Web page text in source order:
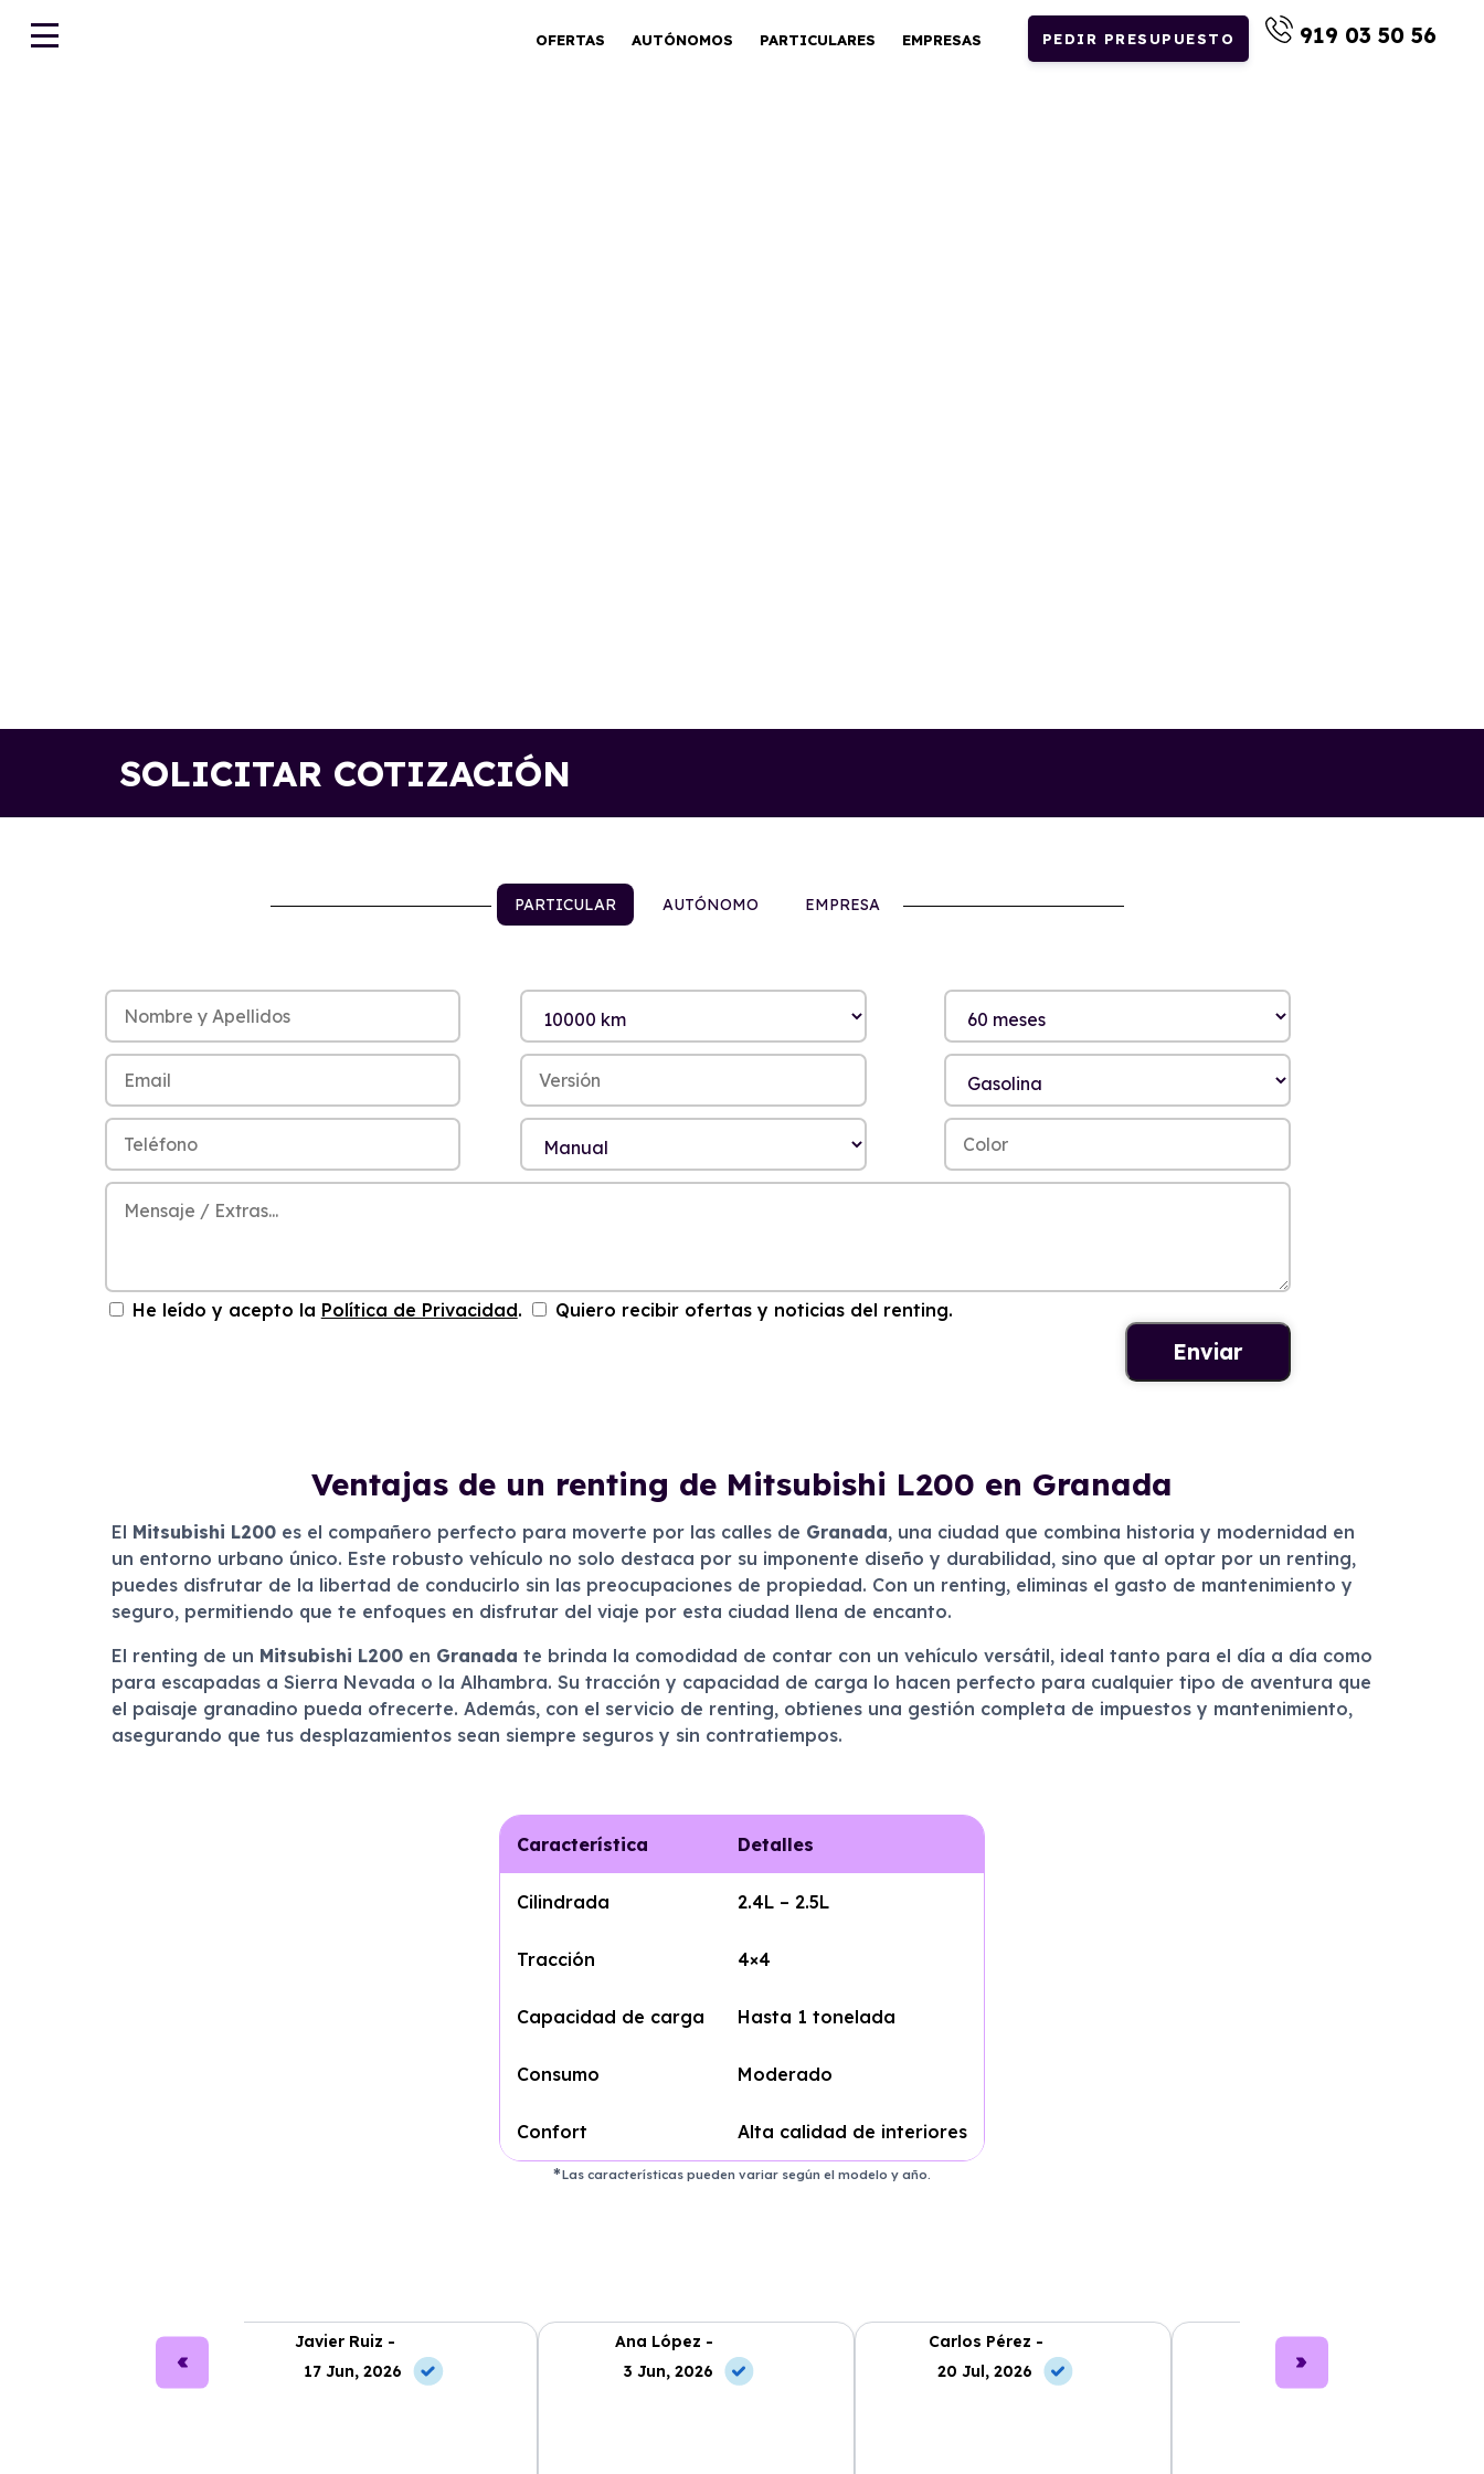
OFERTAS AUTÓNOMOS PARTICULARES EMPRESAS PEDIR PRESUPUESTO 919 03 50 56
SOLICITAR COTIZACIÓN
PARTICULAR AUTÓNOMO EMPRESA
He leído y acepto la Política de Privacidad. Quiero recibir ofertas y noticias del renting.
Ventajas de un renting de Mitsubishi L200 en Granada
El Mitsubishi L200es el compañero perfecto para moverte por las calles de Granada, una ciudad que combina historia y modernidad en
un entorno urbano único. Este robusto vehículo no solo destaca por su imponente diseño y durabilidad, sino que al optar por un renting,
puedes disfrutar de la libertad de conducirlo sin las preocupaciones de propiedad. Con un renting, eliminas el gasto de mantenimiento y
seguro, permitiendo que te enfoques en disfrutar del viaje por esta ciudad llena de encanto.
El renting de un Mitsubishi L200en Granada te brinda la comodidad de contar con un vehículo versátil, ideal tanto para el día a día como
para escapadas a Sierra Nevada o la Alhambra. Su tracción y capacidad de carga lo hacen perfecto para cualquier tipo de aventura que
el paisaje granadino pueda ofrecerte. Además, con el servicio de renting, obtienes una gestión completa de impuestos y mantenimiento,
asegurando que tus desplazamientos sean siempre seguros y sin contratiempos.
Característica Detalles
Cilindrada 2.4L – 2.5L
Tracción 4×4
Capacidad de carga Hasta 1 tonelada
Consumo Moderado
Confort Alta calidad de interiores
Las características pueden variar según el modelo y año.
Javier Ruiz -
17 Jun, 2026
Ana López -
3 Jun, 2026
Carlos Pérez -
20 Jul, 2026
Lucía García -
10 Jul, 2026